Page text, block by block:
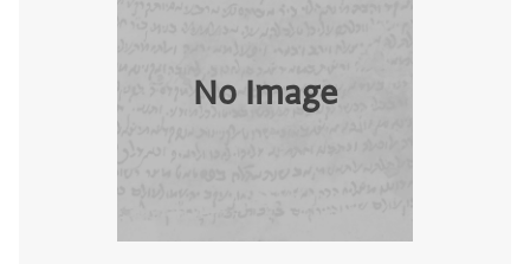
No Image